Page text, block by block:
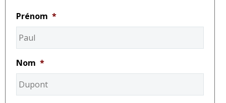
Prénom *
Nom *